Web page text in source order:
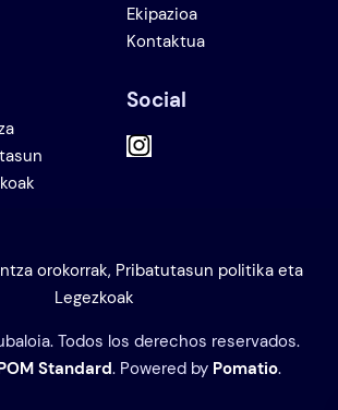
Ekipazioa
Kontaktua
Social
orokorrak, Pribatutasun politika eta
Legezkoak
Todos los derechos reservados.
Standard. Powered by Pomatio.